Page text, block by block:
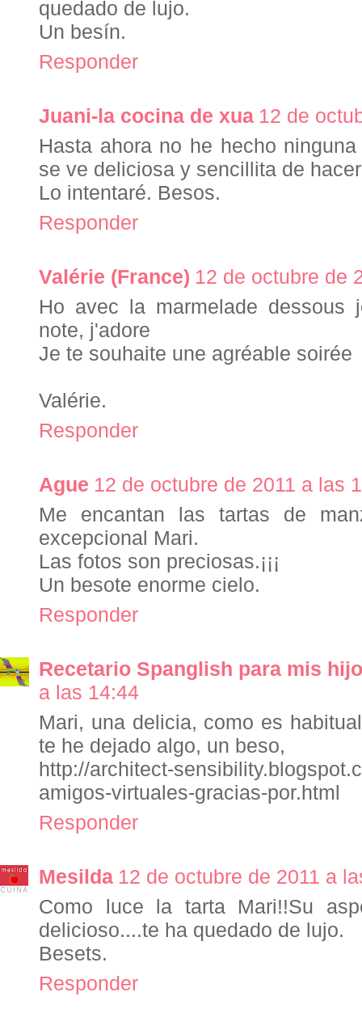
quedado de lujo.
Un besín.
Responder
Juani-la cocina de xua 12 de
Hasta ahora no he hecho
se ve deliciosa y sencillita de
Lo intentaré. Besos.
Responder
Valérie (France) 12 de octubre de
Ho avec la marmelade
note, j'adore
Je te souhaite une agréable soirée
Valérie.
Responder
Ague 12 de octubre de 2011 a las
Me encantan las tartas de
excepcional Mari.
Las fotos son preciosas.¡¡¡
Un besote enorme cielo.
Responder
Recetario Spanglish para mis
a las 14:44
Mari, una delicia, como es
te he dejado algo, un beso,
http://architect-
amigos-virtuales-gracias-por.html
Responder
Mesilda 12 de octubre de 2011 a
Como luce la tarta Mari!!Su
delicioso....te ha quedado de lujo.
Besets.
Responder